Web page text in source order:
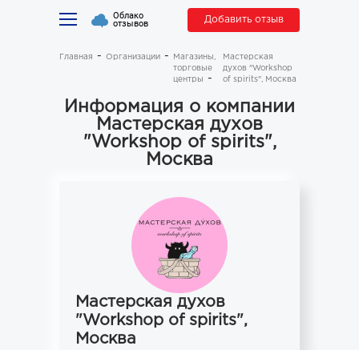
Облако
отзывов Добавить отзыв
Главная Организации
Магазины,
торговые
центры
Мастерская
духов "Workshop
of spirits", Москва
Информация о компании
Мастерская духов
"Workshop of spirits",
Москва
Мастерская духов
"Workshop of spirits",
Москва